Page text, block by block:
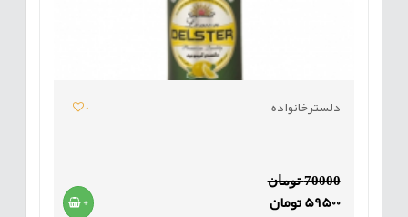
دلسترخانواده 0
70000 تومان
59500 تومان +